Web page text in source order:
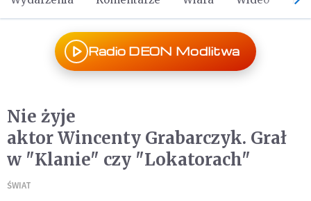
Radio DEON Modlitwa
Nie żyje
aktor Wincenty Grabarczyk. Grał
w "Klanie" czy "Lokatorach"
ŚWIAT